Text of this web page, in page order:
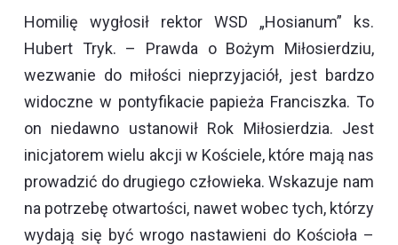
Homilię wygłosił rektor WSD „Hosianum” ks.
Hubert Tryk. – Prawda o Bożym Miłosierdziu,
wezwanie do miłości nieprzyjaciół, jest bardzo
widoczne w pontyfikacie papieża Franciszka. To
on niedawno ustanowił Rok Miłosierdzia. Jest
inicjatorem wielu akcji w Kościele, które mają nas
prowadzić do drugiego człowieka. Wskazuje nam
na potrzebę otwartości, nawet wobec tych, którzy
wydają się być wrogo nastawieni do Kościoła –